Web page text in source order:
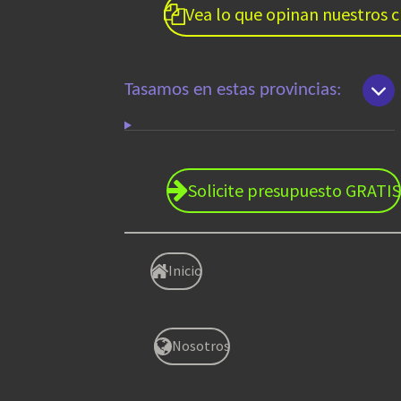
Vea lo que opinan nuestros
Tasamos en estas provincias:
Solicite presupuesto GRATIS
Inicio
Nosotros